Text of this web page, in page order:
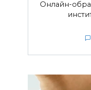
Онлайн-